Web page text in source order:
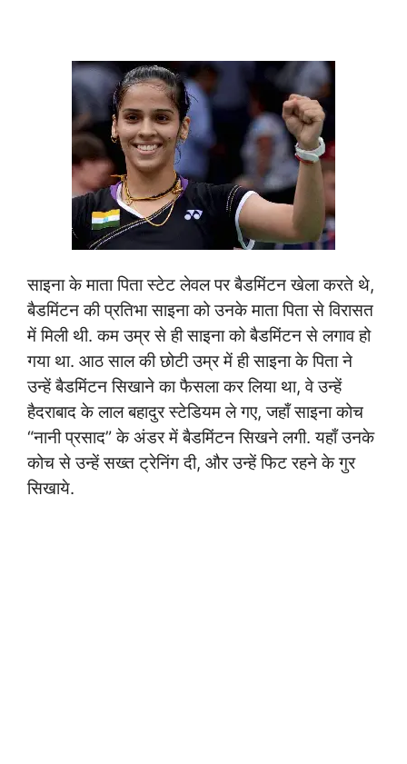
साइना के माता पिता स्टेट लेवल पर बैडमिंटन खेला करते थे,
बैडमिंटन की प्रतिभा साइना को उनके माता पिता से विरासत
में मिली थी. कम उम्र से ही साइना को बैडमिंटन से लगाव हो
गया था. आठ साल की छोटी उम्र में ही साइना के पिता ने
उन्हें बैडमिंटन सिखाने का फैसला कर लिया था, वे उन्हें
हैदराबाद के लाल बहादुर स्टेडियम ले गए, जहाँ साइना कोच
“नानी प्रसाद” के अंडर में बैडमिंटन सिखने लगी. यहाँ उनके
कोच से उन्हें सख्त ट्रेनिंग दी, और उन्हें फिट रहने के गुर
सिखाये.